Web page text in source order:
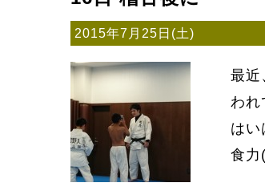
2015年7月25日(土)
最近
われ
はい
食力